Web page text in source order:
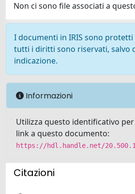
Non ci sono file associati a
I documenti in IRIS sono
tutti i diritti sono riservati, salvo
indicazione.
Informazioni
Utilizza questo identificativo
link a questo documento:
https://hdl.handle.net/
Citazioni